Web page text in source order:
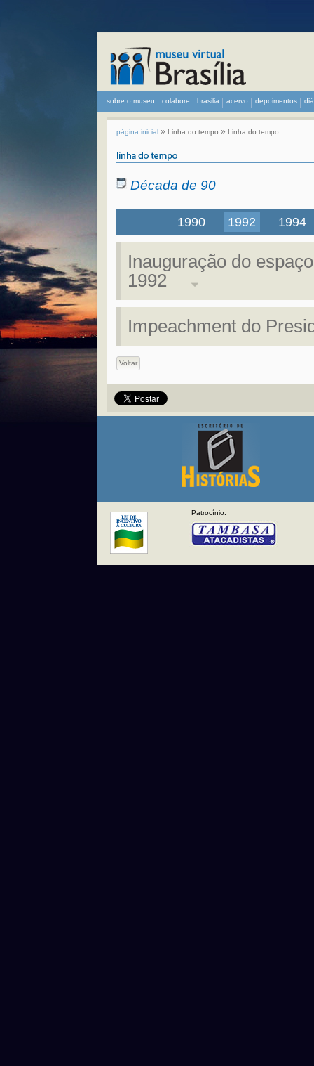
sobre o museu colabore brasilia acervo depoimentos
página inicial » Linha do tempo » Linha do tempo
Década de 90
1990 1992 1994
Inauguração do
1992
Impeachment do
Voltar
Patrocínio: